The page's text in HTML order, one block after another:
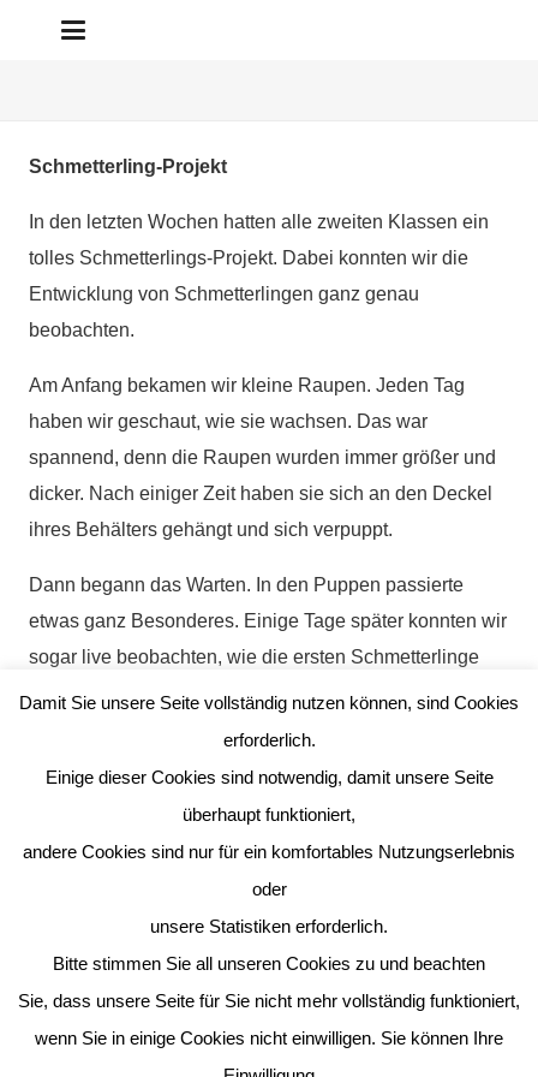
Schmetterling-Projekt
In den letzten Wochen hatten alle zweiten Klassen ein
tolles Schmetterlings-Projekt. Dabei konnten wir die
Entwicklung von Schmetterlingen ganz genau
beobachten.
Am Anfang bekamen wir kleine Raupen. Jeden Tag
haben wir geschaut, wie sie wachsen. Das war
spannend, denn die Raupen wurden immer größer und
dicker. Nach einiger Zeit haben sie sich an den Deckel
ihres Behälters gehängt und sich verpuppt.
Dann begann das Warten. In den Puppen passierte
etwas ganz Besonderes. Einige Tage später konnten wir
sogar live beobachten, wie die ersten Schmetterlinge
aus ihren Puppen geschlüpft sind. Das war ein
aufregender Moment! Die Schmetterlinge mussten ihre
Wir haben viel über den Lebenszyklus eines
Schmetterlings gelernt: von der Raupe über die Puppe
bis zum fertigen Schmetterling. Besonders schön war
es, die Tiere jeden Tag zu beobachten und ihre
Entwicklung mitzuerleben.
Damit Sie unsere Seite vollständig nutzen können, sind Cookies
erforderlich.
Einige dieser Cookies sind notwendig, damit unsere Seite
überhaupt funktioniert,
andere Cookies sind nur für ein komfortables Nutzungserlebnis
oder
unsere Statistiken erforderlich.
Bitte stimmen Sie all unseren Cookies zu und beachten
Sie, dass unsere Seite für Sie nicht mehr vollständig funktioniert,
wenn Sie in einige Cookies nicht einwilligen. Sie können Ihre